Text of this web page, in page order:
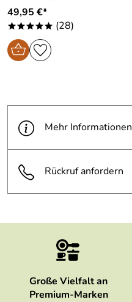
49,95 €*
***** (28)
Mehr Informationen
Rückruf anfordern
Große Vielfalt an
Premium-Marken